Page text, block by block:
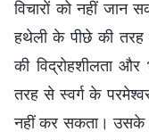
विचारों को नहीं जान
हथेली के पीछे की तरह
की विद्रोहशीलता
तरह से स्वर्ग के
नहीं कर सकता। उसके